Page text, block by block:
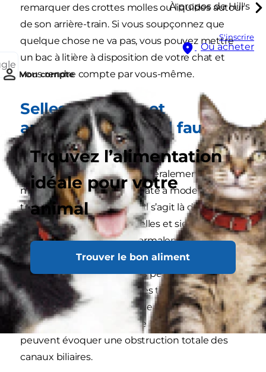
À propos de Hill's
S'inscrire
Où acheter
Mon compte
Trouvez l’alimentation
idéale pour votre
animal
Trouver le bon aliment
remarquer des crottes molles ou liquides autour
de son arrière-train. Si vous soupçonnez que
quelque chose ne va pas, vous pouvez mettre
un bac à litière à disposition de votre chat et
vous rendre compte par vous-même.
Selles normales et
anormales : ce qu’il faut
vérifier
Les selles normales sont généralement
malléables (comme de la pâte à modeler : ni
trop molles, ni trop dures). Il s’agit là de la
référence en matière de selles et signifie que
votre chat fait ses selles normalement. Les selles
normales sont de couleur brun foncé, mais pas
trop, car des selles noirâtres peuvent évoquer la
présence de sang. Des selles trop claires
peuvent également indiquer un problème plus
grave, comme une maladie hépatique, car elles
peuvent évoquer une obstruction totale des
canaux biliaires.